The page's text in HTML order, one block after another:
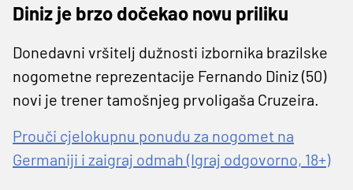
Diniz je brzo dočekao novu priliku
Donedavni vršitelj dužnosti izbornika brazilske
nogometne reprezentacije Fernando Diniz (50)
novi je trener tamošnjeg prvoligaša Cruzeira.
Prouči cjelokupnu ponudu za nogomet na
Germaniji i zaigraj odmah (Igraj odgovorno, 18+)